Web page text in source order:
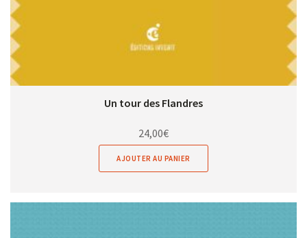
Un tour des Flandres
24,00€
AJOUTER AU PANIER